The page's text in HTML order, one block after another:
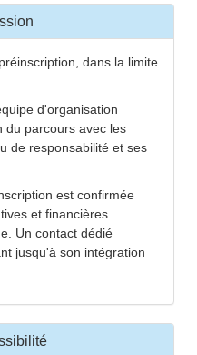
dans la limite
d'organisation
du parcours avec les
de responsabilité et ses
est confirmée
et financières
Un contact dédié
jusqu'à son intégration